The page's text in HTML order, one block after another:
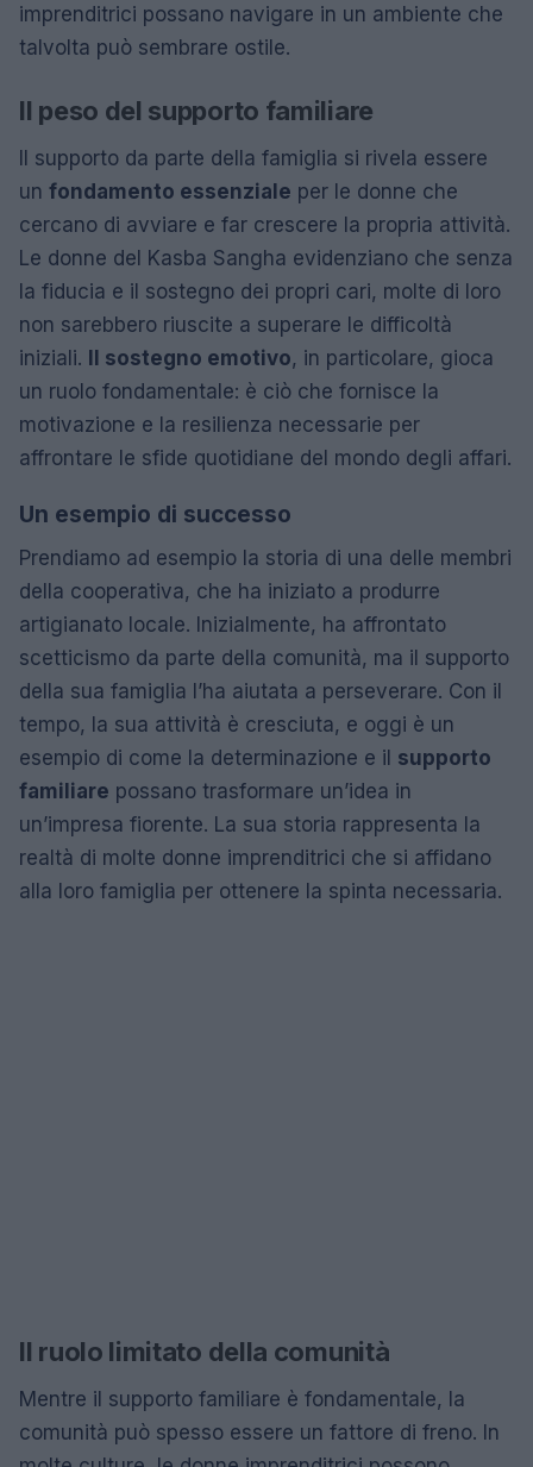
imprenditrici possano navigare in un ambiente che
talvolta può sembrare ostile.
Il peso del supporto familiare
Il supporto da parte della famiglia si rivela essere
un fondamento essenziale per le donne che
cercano di avviare e far crescere la propria attività.
Le donne del Kasba Sangha evidenziano che senza
la fiducia e il sostegno dei propri cari, molte di loro
non sarebbero riuscite a superare le difficoltà
iniziali. Il sostegno emotivo, in particolare, gioca
un ruolo fondamentale: è ciò che fornisce la
motivazione e la resilienza necessarie per
affrontare le sfide quotidiane del mondo degli affari.
Un esempio di successo
Prendiamo ad esempio la storia di una delle membri
della cooperativa, che ha iniziato a produrre
artigianato locale. Inizialmente, ha affrontato
scetticismo da parte della comunità, ma il supporto
della sua famiglia l’ha aiutata a perseverare. Con il
tempo, la sua attività è cresciuta, e oggi è un
esempio di come la determinazione e il supporto
familiare possano trasformare un’idea in
un’impresa fiorente. La sua storia rappresenta la
realtà di molte donne imprenditrici che si affidano
alla loro famiglia per ottenere la spinta necessaria.
Il ruolo limitato della comunità
Mentre il supporto familiare è fondamentale, la
comunità può spesso essere un fattore di freno. In